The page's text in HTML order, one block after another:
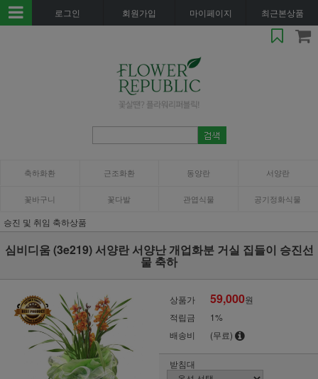
로그인 회원가입 마이페이지 최근본상품
축하화환 근조화환 동양란 서양란
꽃바구니 꽃다발 관엽식물 공기정화식물
승진 및 취임 축하상품
심비디움 (3e219) 서양란 서양난 개업화분 거실 집들이 승진선
물 축하
상품가 59,000원
적립금
1%
배송비
(무료)
받침대